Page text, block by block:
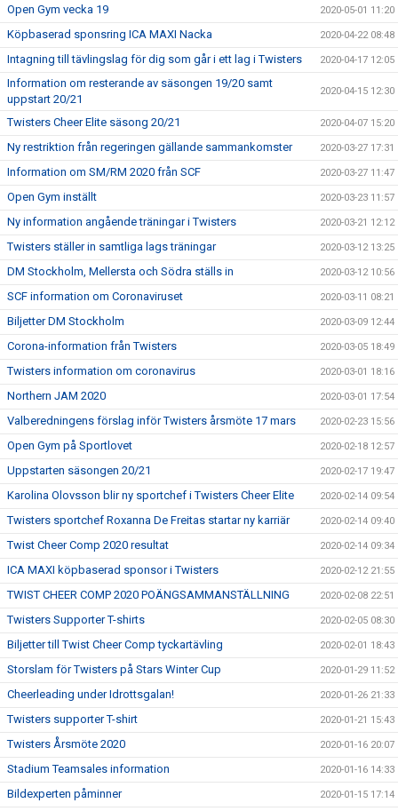
Open Gym vecka 19 2020-05-01 11:20
Köpbaserad sponsring ICA MAXI Nacka 2020-04-22 08:48
Intagning till tävlingslag för dig som går i ett lag i Twisters 2020-04-17 12:05
Information om resterande av säsongen 19/20 samt
uppstart 20/21
2020-04-15 12:30
Twisters Cheer Elite säsong 20/21 2020-04-07 15:20
Ny restriktion från regeringen gällande sammankomster 2020-03-27 17:31
Information om SM/RM 2020 från SCF 2020-03-27 11:47
Open Gym inställt 2020-03-23 11:57
Ny information angående träningar i Twisters 2020-03-21 12:12
Twisters ställer in samtliga lags träningar 2020-03-12 13:25
DM Stockholm, Mellersta och Södra ställs in 2020-03-12 10:56
SCF information om Coronaviruset 2020-03-11 08:21
Biljetter DM Stockholm 2020-03-09 12:44
Corona-information från Twisters 2020-03-05 18:49
Twisters information om coronavirus 2020-03-01 18:16
Northern JAM 2020 2020-03-01 17:54
Valberedningens förslag inför Twisters årsmöte 17 mars 2020-02-23 15:56
Open Gym på Sportlovet 2020-02-18 12:57
Uppstarten säsongen 20/21 2020-02-17 19:47
Karolina Olovsson blir ny sportchef i Twisters Cheer Elite 2020-02-14 09:54
Twisters sportchef Roxanna De Freitas startar ny karriär 2020-02-14 09:40
Twist Cheer Comp 2020 resultat 2020-02-14 09:34
ICA MAXI köpbaserad sponsor i Twisters 2020-02-12 21:55
TWIST CHEER COMP 2020 POÄNGSAMMANSTÄLLNING 2020-02-08 22:51
Twisters Supporter T-shirts 2020-02-05 08:30
Biljetter till Twist Cheer Comp tyckartävling 2020-02-01 18:43
Storslam för Twisters på Stars Winter Cup 2020-01-29 11:52
Cheerleading under Idrottsgalan! 2020-01-26 21:33
Twisters supporter T-shirt 2020-01-21 15:43
Twisters Årsmöte 2020 2020-01-16 20:07
Stadium Teamsales information 2020-01-16 14:33
Bildexperten påminner 2020-01-15 17:14